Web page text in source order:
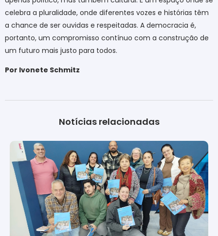
celebra a pluralidade, onde diferentes vozes e histórias têm
a chance de ser ouvidas e respeitadas. A democracia é,
portanto, um compromisso contínuo com a construção de
um futuro mais justo para todos.
Por Ivonete Schmitz
Notícias relacionadas